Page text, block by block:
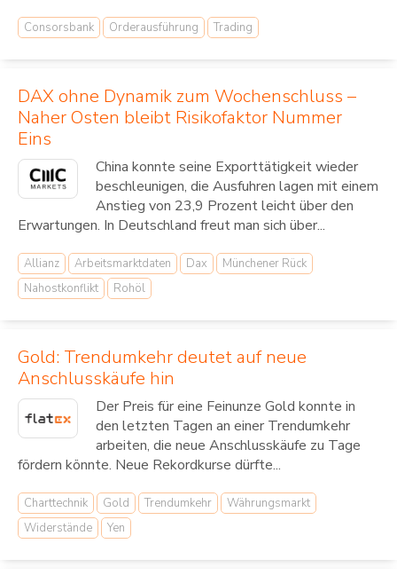
Consorsbank Orderausführung Trading
DAX ohne Dynamik zum Wochenschluss –
Naher Osten bleibt Risikofaktor Nummer
Eins
China konnte seine Exporttätigkeit wieder
beschleunigen, die Ausfuhren lagen mit einem
Anstieg von 23,9 Prozent leicht über den
Erwartungen. In Deutschland freut man sich über...
Allianz Arbeitsmarktdaten Dax
Münchener Rück
Nahostkonflikt
Rohöl
Gold: Trendumkehr deutet auf neue
Anschlusskäufe hin
Der Preis für eine Feinunze Gold konnte in
den letzten Tagen an einer Trendumkehr
arbeiten, die neue Anschlusskäufe zu Tage
fördern könnte. Neue Rekordkurse dürfte...
Charttechnik Gold Trendumkehr
Währungsmarkt
Widerstände
Yen